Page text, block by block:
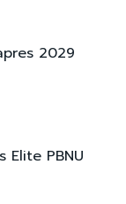
2029
Elite PBNU